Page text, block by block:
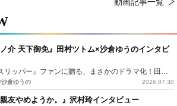
ノ介 天下御免』田村ツトム×沙倉ゆうのインタビ
『侍タイムスリッパー』ファンに贈る、まさかのドラマ化！田村ツトム×沙倉ゆうのが語る『心配無用ノ介』撮影秘話
沙倉ゆうの 2026.07.30
親友やめようか。』沢村玲インタビュー